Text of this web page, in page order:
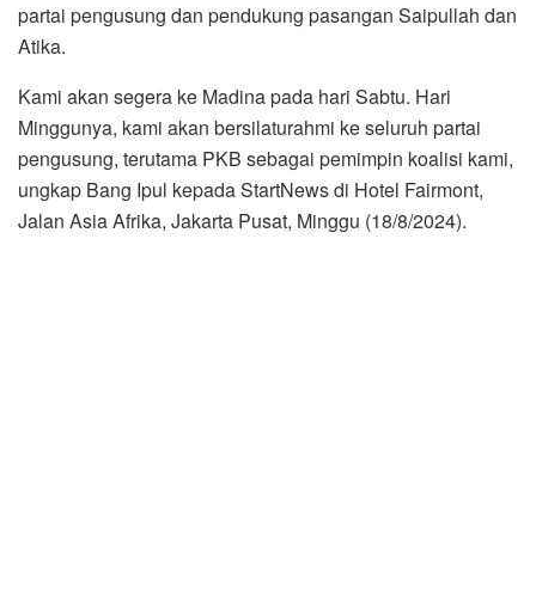
partai pengusung dan pendukung pasangan Saipullah dan
Atika.
Kami akan segera ke Madina pada hari Sabtu. Hari
Minggunya, kami akan bersilaturahmi ke seluruh partai
pengusung, terutama PKB sebagai pemimpin koalisi kami,
ungkap Bang Ipul kepada StartNews di Hotel Fairmont,
Jalan Asia Afrika, Jakarta Pusat, Minggu (18/8/2024).